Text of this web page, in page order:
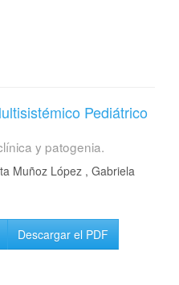
Pediátrico
y patogenia.
Muñoz López , Gabriela
Descargar el PDF